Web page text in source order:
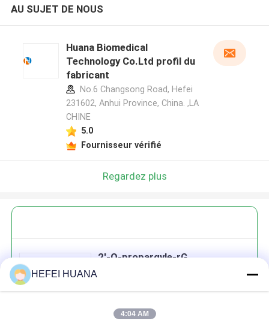
AU SUJET DE NOUS
Huana Biomedical
Technology Co.Ltd profil du
fabricant
No.6 Changsong Road, Hefei
231602, Anhui Province, China. ,LA
CHINE
5.0
Fournisseur vérifié
Regardez plus
2'-O-propargyle-rG
HEFEI HUANA
4:04 AM